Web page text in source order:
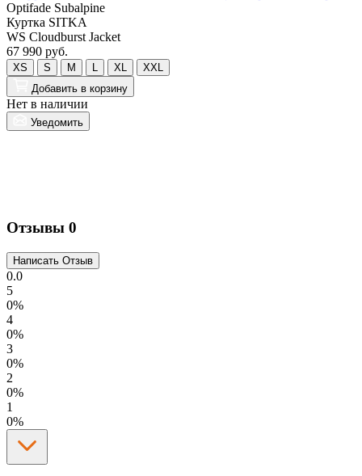
Optifade Subalpine
Куртка SITKA
WS Cloudburst Jacket
67 990 руб.
XS S M L XL
XXL
Добавить в корзину
Нет в наличии
Уведомить
Отзывы 0
0.0
5
0%
4
0%
3
0%
2
0%
1
0%